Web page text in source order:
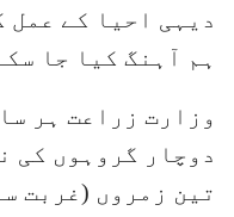
دیہی احیا کے عمل
ہم آہنگ کیا جا
وزارت زراعت ہر
دوچار گروہوں کی
تین زمروں (غربت